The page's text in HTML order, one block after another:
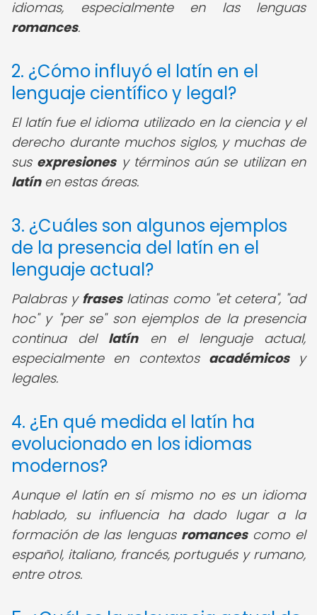
idiomas, especialmente en las lenguas
romances.
2. ¿Cómo influyó el latín en el
lenguaje científico y legal?
El latín fue el idioma utilizado en la ciencia y el
derecho durante muchos siglos, y muchas de
sus expresionesy términos aún se utilizan en
latínen estas áreas.
3. ¿Cuáles son algunos ejemplos
de la presencia del latín en el
lenguaje actual?
Palabras y fraseslatinas como "et cetera", "ad
hoc" y "per se" son ejemplos de la presencia
continua del latínen el lenguaje actual,
especialmente en contextos académicosy
legales.
4. ¿En qué medida el latín ha
evolucionado en los idiomas
modernos?
Aunque el latín en sí mismo no es un idioma
hablado, su influencia ha dado lugar a la
formación de las lenguas romancescomo el
español, italiano, francés, portugués y rumano,
entre otros.